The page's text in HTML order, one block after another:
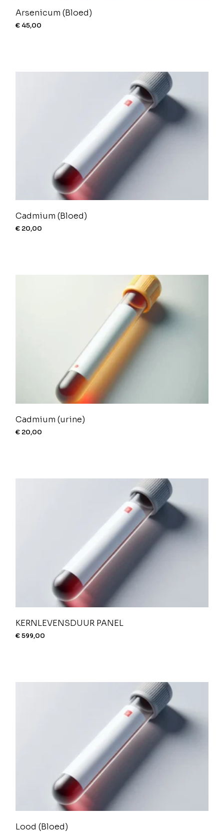
Arsenicum (Bloed)
€ 45,00
Cadmium (Bloed)
€ 20,00
Cadmium (urine)
€ 20,00
KERNLEVENSDUUR PANEL
€599,00
Lood (Bloed)